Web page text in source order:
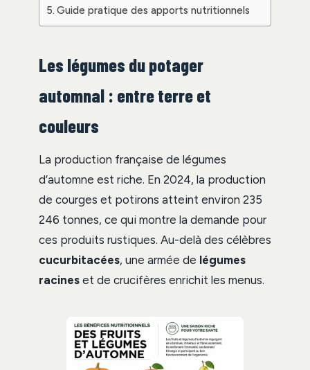
Guide pratique des apports nutritionnels
Les légumes du potager
automnal : entre terre et
couleurs
La production française de légumes
d’automne est riche. En 2024, la production
de courges et potirons atteint environ 235
246 tonnes, ce qui montre la demande pour
ces produits rustiques. Au-delà des célèbres
cucurbitacées, une armée de légumes
racines et de crucifères enrichit les menus.